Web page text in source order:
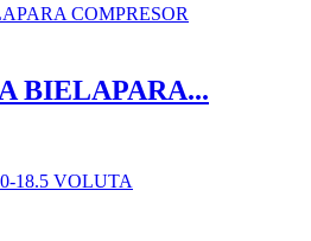
BIELAPARA...